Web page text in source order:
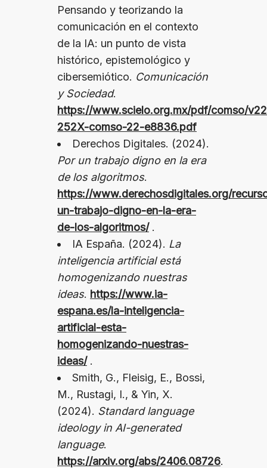
Pensando y teorizando la
comunicación en el contexto
de la IA: un punto de vista
histórico, epistemológico y
cibersemiótico. Comunicación
y Sociedad.
https://www.scielo.org.mx/pdf/comso/
252X-comso-22-e8836.pdf
Derechos Digitales. (2024).
Por un trabajo digno en la era
de los algoritmos.
https://www.derechosdigitales.org/
un-trabajo-digno-en-la-era-
de-los-algoritmos/.
IA España. (2024). La
inteligencia artificial está
homogenizando nuestras
ideas. https://www.ia-
espana.es/la-inteligencia-
artificial-esta-
homogenizando-nuestras-
ideas/.
Smith, G., Fleisig, E., Bossi,
M., Rustagi, I., & Yin, X.
(2024). Standard language
ideology in AI-generated
language.
https://arxiv.org/abs/2406.08726.